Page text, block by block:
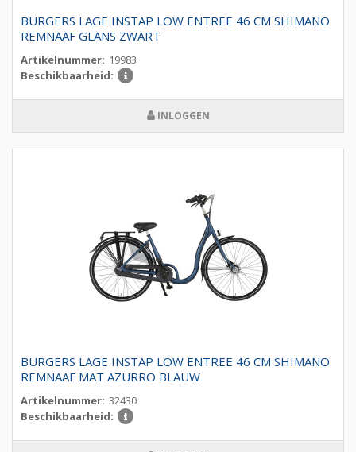
BURGERS LAGE INSTAP LOW ENTREE 46 CM SHIMANO
REMNAAF GLANS ZWART
Artikelnummer: 19983
Beschikbaarheid:
INLOGGEN
BURGERS LAGE INSTAP LOW ENTREE 46 CM SHIMANO
REMNAAF MAT AZURRO BLAUW
Artikelnummer: 32430
Beschikbaarheid: